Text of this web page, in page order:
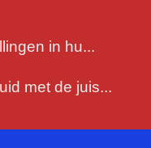
in hu...
met de juis...